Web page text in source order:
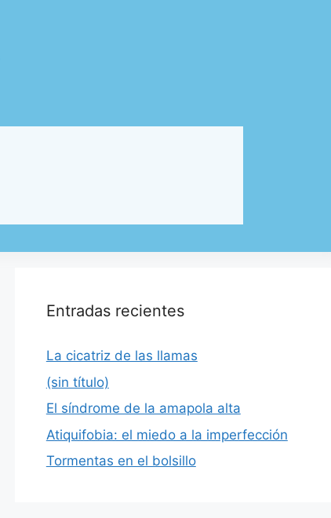
Entradas recientes
La cicatriz de las llamas
(sin título)
El síndrome de la amapola alta
Atiquifobia: el miedo a la imperfección
Tormentas en el bolsillo